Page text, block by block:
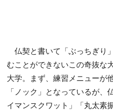
仏契と書いて「ぶっちぎり
むことができないこの奇抜な
大学。まず、練習メニューが
「ノック」となっているが
イマンスクワット」「丸太素